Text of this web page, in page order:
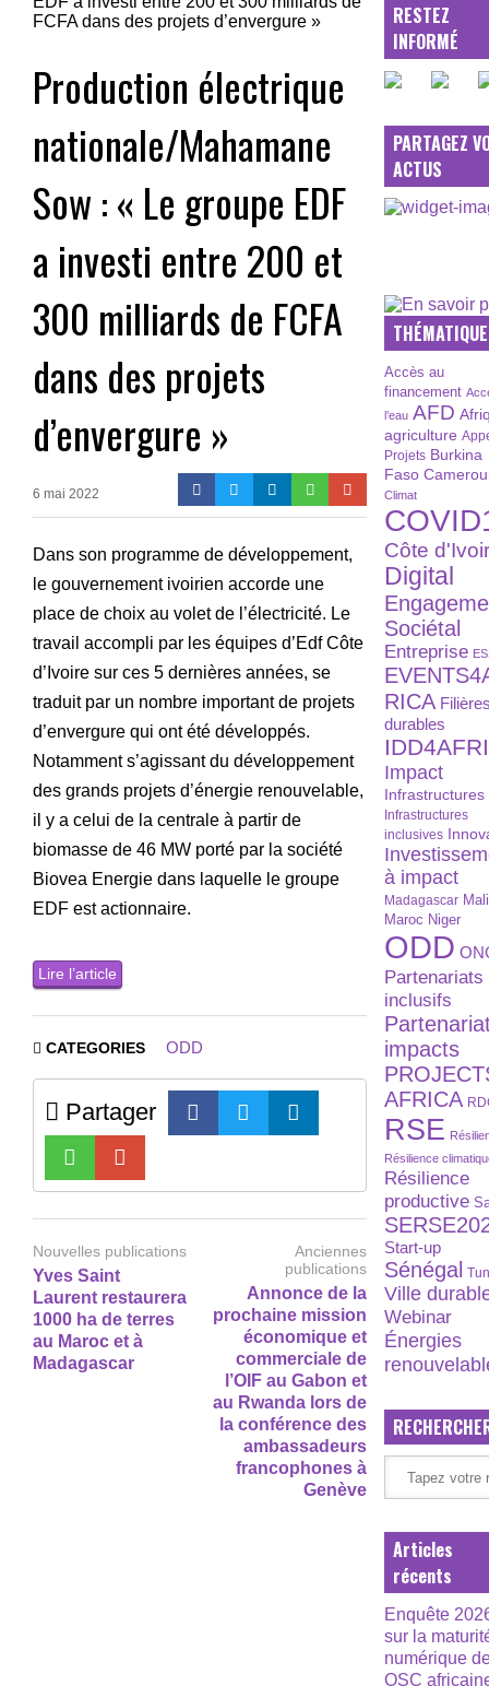
Production électrique
nationale/Mahamane
Sow : « Le groupe EDF
a investi entre 200 et
300 milliards de FCFA
dans des projets
d’envergure »
6 mai 2022
Dans son programme de développement,
le gouvernement ivoirien accorde une
place de choix au volet de l’électricité. Le
travail accompli par les équipes d’Edf Côte
d’Ivoire sur ces 5 dernières années, se
traduit par un nombre important de projets
d’envergure qui ont été développés.
Notamment s’agissant du développement
des grands projets d’énergie renouvelable,
il y a celui de la centrale à partir de
biomasse de 46 MW porté par la société
Biovea Energie dans laquelle le groupe
EDF est actionnaire.
Lire l’article
CATEGORIES ODD
Partager
Nouvelles publications
Yves Saint
Laurent restaurera
1000 ha de terres
au Maroc et à
Madagascar
Anciennes
publications
Annonce de la
prochaine mission
économique et
commerciale de
l’OIF au Gabon et
au Rwanda lors de
la conférence des
ambassadeurs
francophones à
Genève
RESTEZ
INFORMÉ
PARTAGEZ
ACTUS
Accès au
financement
l’eau AFD
agriculture
Projets Burkina
Faso
Climat
Côte
Digital
Sociétal
Entreprise
RICA
durables
Impact
Infrastructures
Infrastructures
inclusives
à impact
Madagascar Mali
Maroc Niger
ODD
Partenariats
inclusifs
impacts
AFRICA
RSE
Résilience
Résilience
productive
Start-up
Sénégal
Ville
Webinar
Énergies
Articles
récents
Enquête
sur la
numérique
OSC